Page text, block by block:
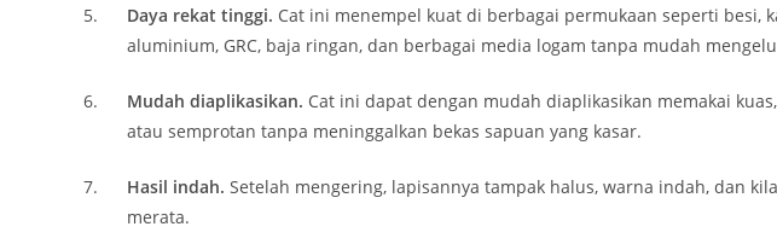
Daya rekat tinggi. Cat ini menempel kuat di berbagai permukaan seperti besi,
aluminium, GRC, baja ringan, dan berbagai media logam tanpa mudah
Mudah diaplikasikan. Cat ini dapat dengan mudah diaplikasikan memakai
atau semprotan tanpa meninggalkan bekas sapuan yang kasar.
Hasil indah. Setelah mengering, lapisannya tampak halus, warna indah, dan
merata.